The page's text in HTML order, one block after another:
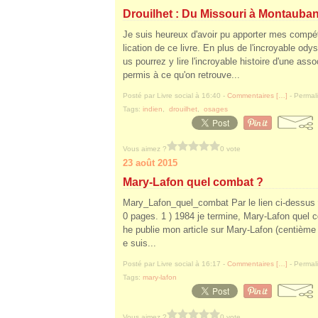
Drouilhet : Du Missouri à Montauban
Je suis heureux d'avoir pu apporter mes
lication de ce livre. En plus de l'incroyable
us pourrez y lire l'incroyable histoire d'une
permis à ce qu'on retrouve...
Posté par Livre social à 16:40 - Commentaires [ ] -
Tags: indien drouilhet osages
Vous aimez ? 0 vote
23 août 2015
Mary-Lafon quel combat ?
Mary_Lafon_quel_combat Par le lien ci-
0 pages. 1 ) 1984 je termine, Mary-Lafon quel
he publie mon article sur Mary-Lafon
e suis...
Posté par Livre social à 16:17 - Commentaires [ ] -
Tags: mary-lafon